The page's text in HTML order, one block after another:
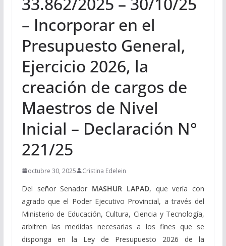
– Incorporar en el
Presupuesto General,
Ejercicio 2026, la
creación de cargos de
Maestros de Nivel
Inicial – Declaración N°
221/25
octubre 30, 2025 Cristina Edelein
Del señor Senador MASHUR LAPAD, que vería con
agrado que el Poder Ejecutivo Provincial, a través del
Ministerio de Educación, Cultura, Ciencia y Tecnología,
arbitren las medidas necesarias a los fines que se
disponga en la Ley de Presupuesto 2026 de la